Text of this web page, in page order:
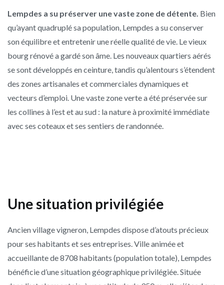
Lempdes a su préserver une vaste zone de détente. Bien
qu’ayant quadruplé sa population, Lempdes a su conserver
son équilibre et entretenir une réelle qualité de vie. Le vieux
bourg rénové a gardé son âme. Les nouveaux quartiers aérés
se sont développés en ceinture, tandis qu’alentours s’étendent
des zones artisanales et commerciales dynamiques et
vecteurs d’emploi. Une vaste zone verte a été préservée sur
les collines à l’est et au sud : la nature à proximité immédiate
avec ses coteaux et ses sentiers de randonnée.
Une situation privilégiée
Ancien village vigneron, Lempdes dispose d’atouts précieux
pour ses habitants et ses entreprises. Ville animée et
accueillante de 8708 habitants (population totale), Lempdes
bénéficie d’une situation géographique privilégiée. Située